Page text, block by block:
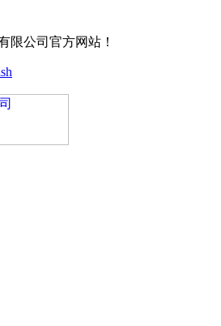
限公司官方网站！